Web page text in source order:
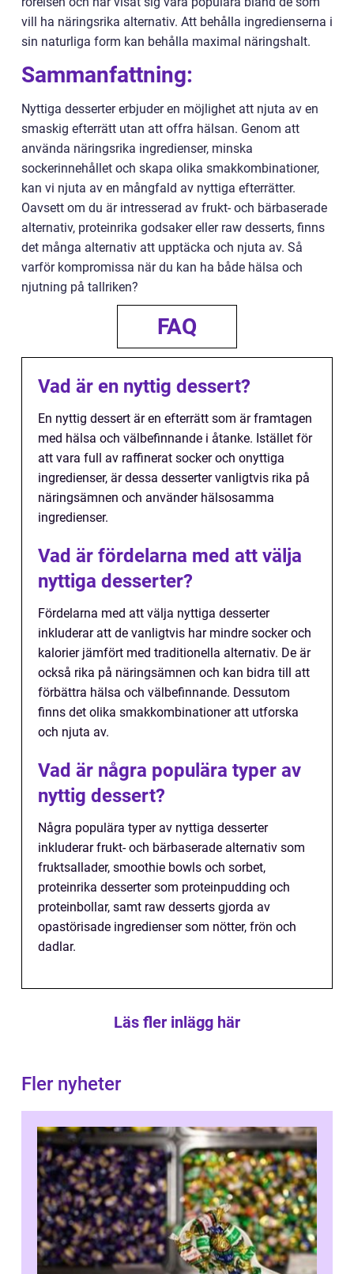
vill ha näringsrika alternativ. Att behålla ingredienserna i
sin naturliga form kan behålla maximal näringshalt.
Sammanfattning:
Nyttiga desserter erbjuder en möjlighet att njuta av en
smaskig efterrätt utan att offra hälsan. Genom att
använda näringsrika ingredienser, minska
sockerinnehållet och skapa olika smakkombinationer,
kan vi njuta av en mångfald av nyttiga efterrätter.
Oavsett om du är intresserad av frukt- och bärbaserade
alternativ, proteinrika godsaker eller raw desserts, finns
det många alternativ att upptäcka och njuta av. Så
varför kompromissa när du kan ha både hälsa och
njutning på tallriken?
FAQ
Vad är en nyttig dessert?
En nyttig dessert är en efterrätt som är framtagen
med hälsa och välbefinnande i åtanke. Istället för
att vara full av raffinerat socker och onyttiga
ingredienser, är dessa desserter vanligtvis rika på
näringsämnen och använder hälsosamma
ingredienser.
Vad är fördelarna med att välja
nyttiga desserter?
Fördelarna med att välja nyttiga desserter
inkluderar att de vanligtvis har mindre socker och
kalorier jämfört med traditionella alternativ. De är
också rika på näringsämnen och kan bidra till att
förbättra hälsa och välbefinnande. Dessutom
finns det olika smakkombinationer att utforska
och njuta av.
Vad är några populära typer av
nyttig dessert?
Några populära typer av nyttiga desserter
inkluderar frukt- och bärbaserade alternativ som
fruktsallader, smoothie bowls och sorbet,
proteinrika desserter som proteinpudding och
proteinbollar, samt raw desserts gjorda av
opastörisade ingredienser som nötter, frön och
dadlar.
Läs fler inlägg här
Fler nyheter